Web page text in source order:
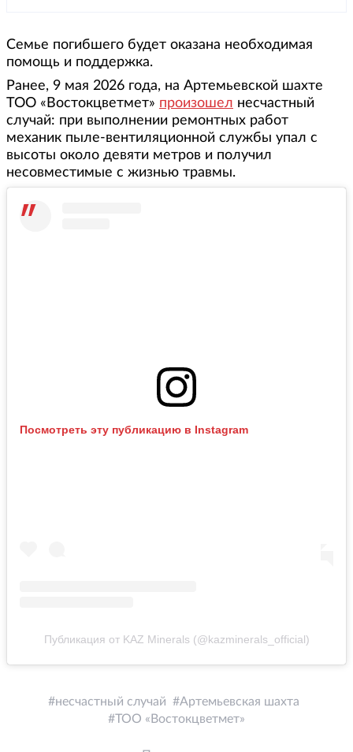
Семье погибшего будет оказана необходимая
помощь и поддержка.
Ранее, 9 мая 2026 года, на Артемьевской шахте
ТОО «Востокцветмет» произошел несчастный
случай: при выполнении ремонтных работ
механик пыле-вентиляционной службы упал с
высоты около девяти метров и получил
несовместимые с жизнью травмы.
Посмотреть эту публикацию в Instagram
Публикация от KAZ Minerals (@kazminerals_official)
несчастный случай
Артемьевская шахта
ТОО «Востокцветмет»